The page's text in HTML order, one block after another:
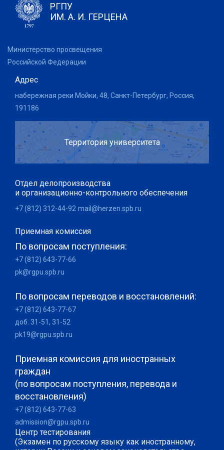
РГПУ
ИМ. А. И. ГЕРЦЕНА
Министерство просвещения
Российской Федерации
Адрес
набережная реки Мойки, 48, Санкт-Петербург, Россия,
191186
Территория университета
Отдел делопроизводства
и организационно-контрольного обеспечения
+7 (812) 312-44-92 mail@herzen.spb.ru
Приемная комиссия
По вопросам поступления:
+7 (812) 643-77-66
pk@rgpu.spb.ru
По вопросам переводов и восстановлений:
+7 (812) 643-77-67
доб. 31-51, 31-52
pk19@rgpu.spb.ru
Приемная комиссия для иностранных
граждан
(по вопросам поступления, перевода и
восстановления)
+7 (812) 643-77-63
admission@rgpu.spb.ru
Центр тестирования
(Экзамен по русскому языку как иностранному,